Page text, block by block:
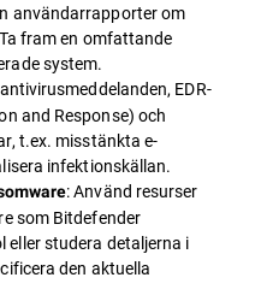
användarrapporter om
fram en omfattande
system.
EDR-
and Response) och
t.ex. misstänkta e-
infektionskällan.
: Använd resurser
som Bitdefender
eller studera detaljerna i
den aktuella